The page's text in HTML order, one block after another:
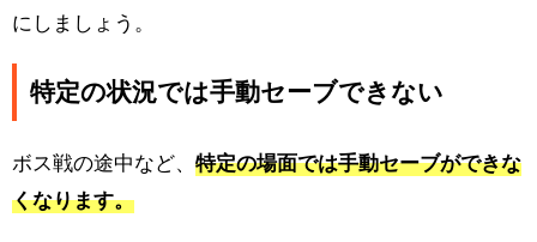
にしましょう。
特定の状況では手動セーブできない
ボス戦の途中など、 特定の場面では手動セーブができな
くなります。